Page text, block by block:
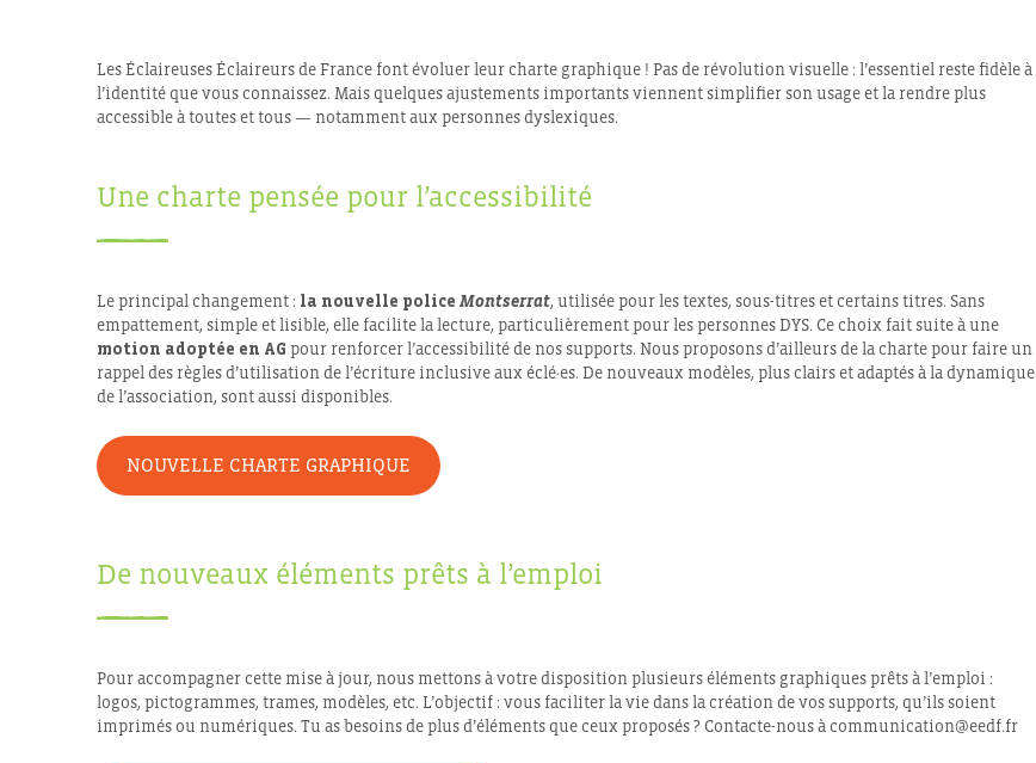
Les Éclaireuses Éclaireurs de France font évoluer leur charte graphique ! Pas de révolution visuelle : l’essentiel reste fidèle à
l’identité que vous connaissez. Mais quelques ajustements importants viennent simplifier son usage et la rendre plus
accessible à toutes et tous — notamment aux personnes dyslexiques.
Une charte pensée pour l’accessibilité
Le principal changement : la nouvelle police Montserrat, utilisée pour les textes, sous-titres et certains titres. Sans
empattement, simple et lisible, elle facilite la lecture, particulièrement pour les personnes DYS. Ce choix fait suite à une
motion adoptée en AG pour renforcer l’accessibilité de nos supports. Nous proposons d’ailleurs de la charte pour faire un
rappel des règles d’utilisation de l’écriture inclusive aux éclé·es. De nouveaux modèles, plus clairs et adaptés à la dynamique
de l’association, sont aussi disponibles.
NOUVELLE CHARTE GRAPHIQUE
De nouveaux éléments prêts à l’emploi
Pour accompagner cette mise à jour, nous mettons à votre disposition plusieurs éléments graphiques prêts à l’emploi :
logos, pictogrammes, trames, modèles, etc. L’objectif : vous faciliter la vie dans la création de vos supports, qu’ils soient
imprimés ou numériques. Tu as besoins de plus d’éléments que ceux proposés ? Contacte-nous à communication@eedf.fr